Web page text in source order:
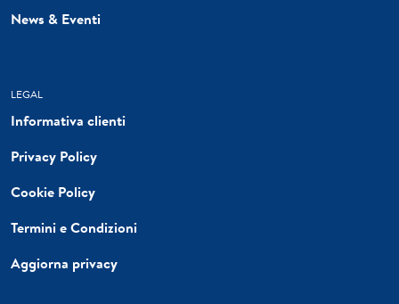
News & Eventi
LEGAL
Informativa clienti
Privacy Policy
Cookie Policy
Termini e Condizioni
Aggiorna privacy